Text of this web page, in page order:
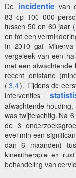
De incidentie van
83 op 100 000
tussen 50 en 60 jaar (
en tot een
In 2010 gaf
vergeleek van een
met een afwachtende
recent ontstane
( 3,4). Tijdens de
interventies
afwachtende
was twijfelachtig. Na
de 3
evenmin een
dan 6 maanden)
kinesitherapie en
behandeling van